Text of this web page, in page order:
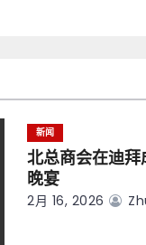
新闻
北总商会在迪
晚宴
2月 16, 2026